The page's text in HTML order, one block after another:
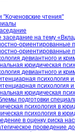
чтения"
на тему
ориентированные
ориентированные
девиантного и
юридическая
девиантного и
психология
психология
юридическая
подготовки
психология в
психология в
в оценку риска
проведение